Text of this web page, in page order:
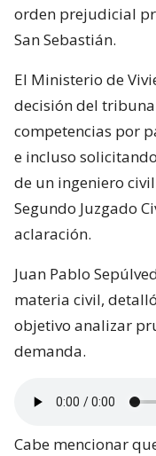
orden prejudicial
San Sebastián.
El Ministerio de
decisión del
competencias por
e incluso
de un ingeniero
Segundo Juzgado
aclaración.
Juan Pablo
materia civil,
objetivo analizar
demanda.
Cabe mencionar